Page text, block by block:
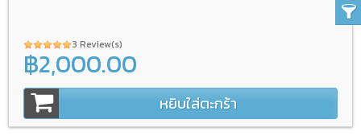
3 Review(s)
฿2,000.00
หยิบใส่ตะกร้า